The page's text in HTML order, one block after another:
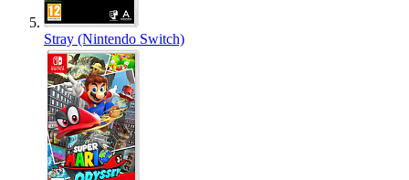
Stray (Nintendo Switch)